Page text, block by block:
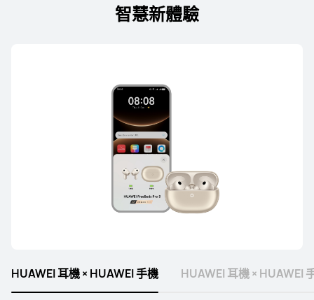
智慧新體驗
HUAWEI 耳機 × HUAWEI 手機 HUAWEI 耳機 × HUAWEI